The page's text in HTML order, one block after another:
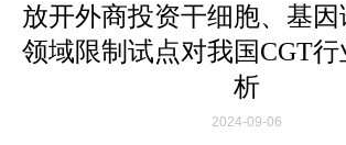
放开外商投资干细胞、基
领域限制试点对我国CGT
析
2024-09-06